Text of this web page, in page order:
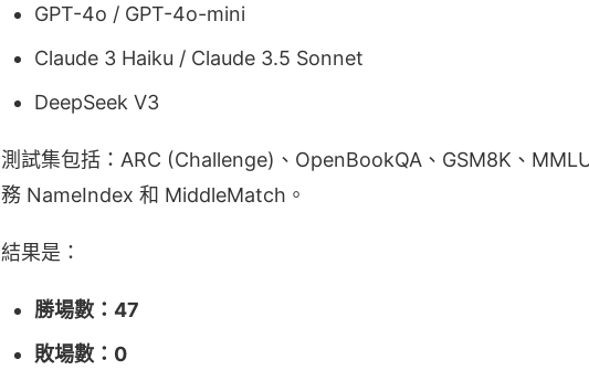
GPT-4o / GPT-4o-mini
Claude 3 Haiku / Claude 3.5 Sonnet
DeepSeek V3
測試集包括：ARC (Challenge)、OpenBookQA、GSM8K、
務 NameIndex 和 MiddleMatch。
結果是：
勝場數：47
敗場數：0